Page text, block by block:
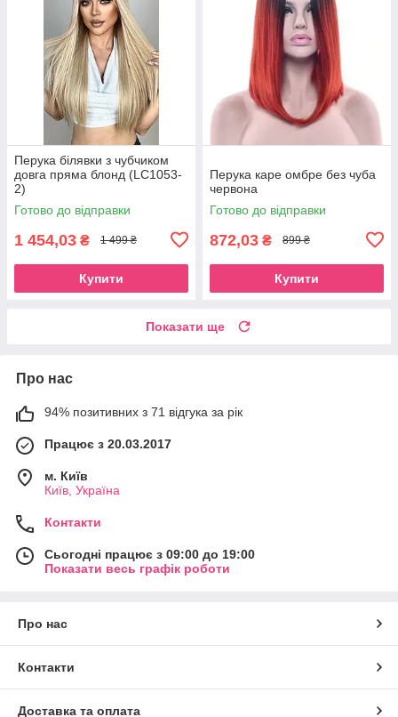
Перука білявки з чубчиком
довга пряма блонд (LC1053-
2)
Готово до відправки
1 454,03 ₴ 1 499 ₴
Купити
Перука каре омбре без чуба
червона
Готово до відправки
872,03 ₴ 899 ₴
Купити
Показати ще
Про нас
94% позитивних з 71 відгука за рік
Працює з 20.03.2017
м. Київ
Київ, Україна
Контакти
Сьогодні працює з 09:00 до 19:00
Показати весь графік роботи
Про нас
Контакти
Доставка та оплата